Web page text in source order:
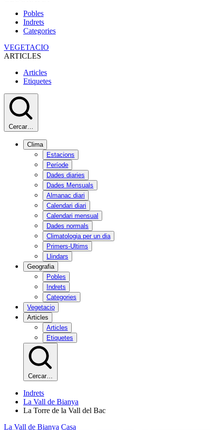
Pobles
Indrets
Categories
VEGETACIO
ARTICLES
Articles
Etiquetes
Cercar…
Clima
Estacions
Període
Dades diaries
Dades Mensuals
Almanac diari
Calendari diari
Calendari mensual
Dades normals
Climatologia per un dia
Primers-Ultims
Llindars
Geografia
Pobles
Indrets
Categories
Vegetacio
Articles
Articles
Etiquetes
Cercar…
Indrets
La Vall de Bianya
La Torre de la Vall del Bac
La Vall de Bianya Casa